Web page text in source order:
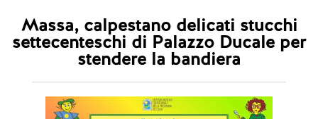
Massa, calpestano delicati stucchi
settecenteschi di Palazzo Ducale per
stendere la bandiera